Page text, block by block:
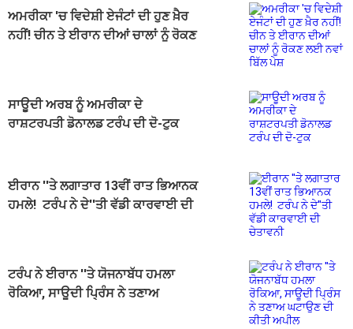
ਅਮਰੀਕਾ 'ਚ ਵਿਦੇਸ਼ੀ ਏਜੰਟਾਂ ਦੀ ਹੁਣ ਖ਼ੈਰ
ਨਹੀਂ! ਚੀਨ ਤੇ ਈਰਾਨ ਦੀਆਂ ਚਾਲਾਂ ਨੂੰ ਰੋਕਣ
ਸਾਊਦੀ ਅਰਬ ਨੂੰ ਅਮਰੀਕਾ ਦੇ
ਰਾਸ਼ਟਰਪਤੀ ਡੋਨਾਲਡ ਟਰੰਪ ਦੀ ਦੋ-ਟੁਕ
ਈਰਾਨ ''ਤੇ ਲਗਾਤਾਰ 13ਵੀਂ ਰਾਤ ਭਿਆਨਕ
ਹਮਲੇ! ਟਰੰਪ ਨੇ ਦੇ''ਤੀ ਵੱਡੀ ਕਾਰਵਾਈ ਦੀ
ਟਰੰਪ ਨੇ ਈਰਾਨ ''ਤੇ ਯੋਜਨਾਬੱਧ ਹਮਲਾ
ਰੋਕਿਆ, ਸਾਊਦੀ ਪ੍ਰਿੰਸ ਨੇ ਤਣਾਅ